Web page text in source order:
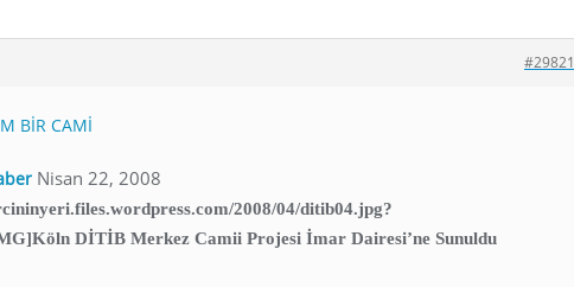
#29821
BİR CAMİ
Nisan 22, 2008
2008/04/ditib04.jpg?
DİTİB Merkez Camii Projesi İmar Dairesi’ne Sunuldu